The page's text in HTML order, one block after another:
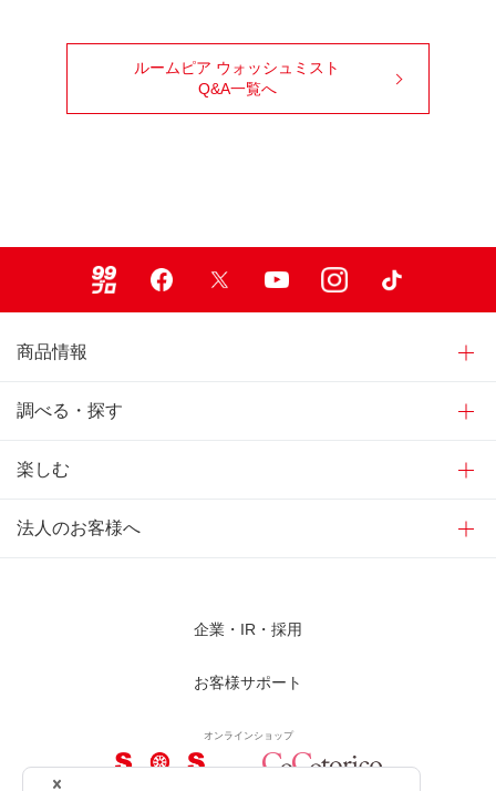
ルームピア ウォッシュミスト
Q&A一覧へ
商品情報
調べる・探す
楽しむ
法人のお客様へ
企業・IR・採用
お客様サポート
オンラインショップ